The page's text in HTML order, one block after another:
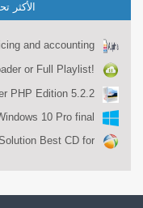
الأكثر
and accounting
management 1.0.1
or Full Playlist!
3.4.5.1525
PHP Edition 5.2.2
10 Pro final
Best CD for